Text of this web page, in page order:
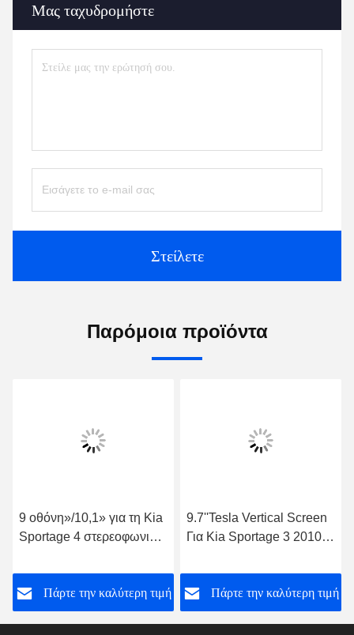
Μας ταχυδρομήστε
Στείλετε
Παρόμοια προϊόντα
9 οθόνη»/10,1» για τη Kia
Sportage 4 στερεοφωνικό
αυτοκινήτων 2016-2018
KX5 Πάρτε την καλύτερη τιμή
9.7''Tesla Vertical Screen
Για Kia Sportage 3 2010-
Multimedia Player
Ηλεκτρονικό τηλεφώνημα
Πάρτε την καλύτερη τιμή